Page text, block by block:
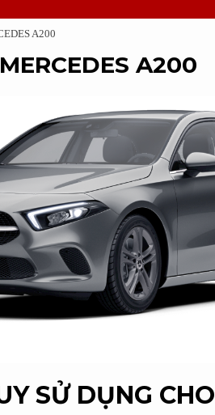
A200
A200
SỬ DỤNG CHO